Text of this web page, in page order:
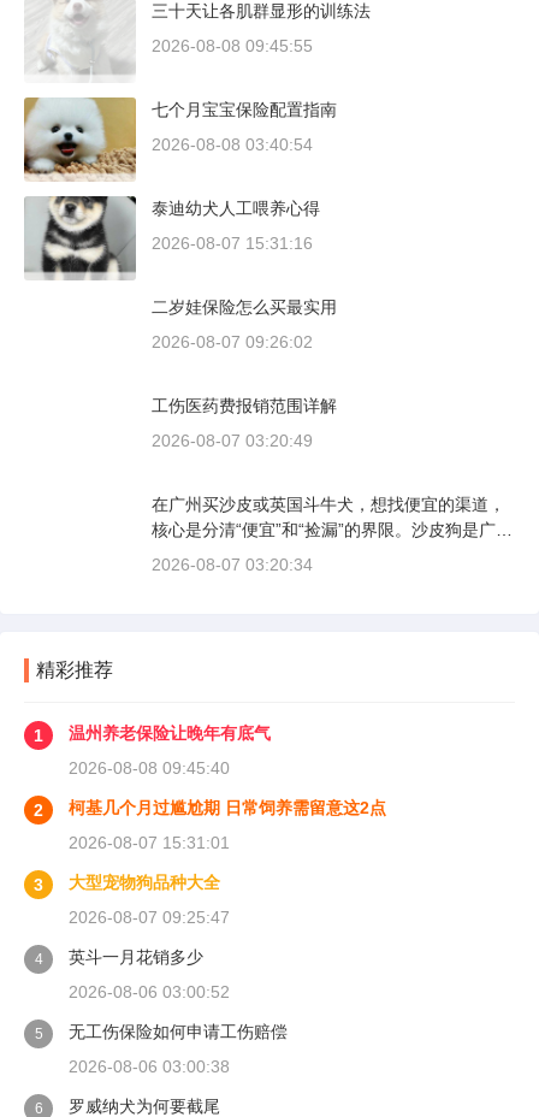
犬拥有压倒性的胜率。
三十天让各肌群显形的训练法
2026-08-08 09:45:55
七个月宝宝保险配置指南
2026-08-08 03:40:54
泰迪幼犬人工喂养心得
2026-08-07 15:31:16
二岁娃保险怎么买最实用
2026-08-07 09:26:02
工伤医药费报销范围详解
2026-08-07 03:20:49
在广州买沙皮或英国斗牛犬，想找便宜的渠道，
核心是分清“便宜”和“捡漏”的界限。沙皮狗是广东
本地犬种，价格比北方城市有优势；英国斗牛犬
2026-08-07 03:20:34
精彩推荐
1
温州养老保险让晚年有底气
2026-08-08 09:45:40
2
柯基几个月过尴尬期 日常饲养需留意这2点
2026-08-07 15:31:01
3
大型宠物狗品种大全
2026-08-07 09:25:47
4
英斗一月花销多少
2026-08-06 03:00:52
5
无工伤保险如何申请工伤赔偿
2026-08-06 03:00:38
6 罗威纳犬为何要截尾